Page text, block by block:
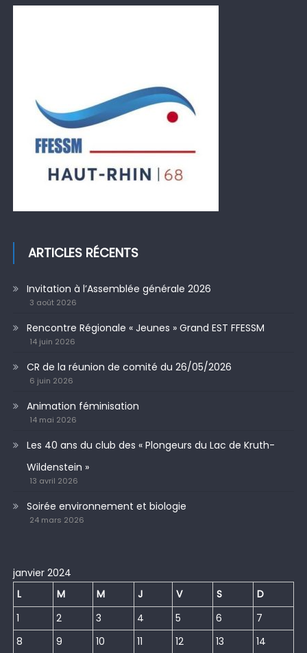
ARTICLES RÉCENTS
Invitation à l’Assemblée générale 2026
3 août 2026
Rencontre Régionale « Jeunes » Grand EST FFESSM
14 juin 2026
CR de la réunion de comité du 26/05/2026
6 juin 2026
Animation féminisation
14 mai 2026
Les 40 ans du club des « Plongeurs du Lac de Kruth-
Wildenstein »
13 avril 2026
Soirée environnement et biologie
24 mars 2026
janvier 2024
L
M M J V S
D
1
2 3 4 5 6
7
8
9 10 11 12 13 14